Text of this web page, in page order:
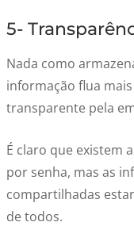
5-
Nada como
informação flua
transparente pela
É claro que existem
por senha, mas as
compartilhadas
de todos.